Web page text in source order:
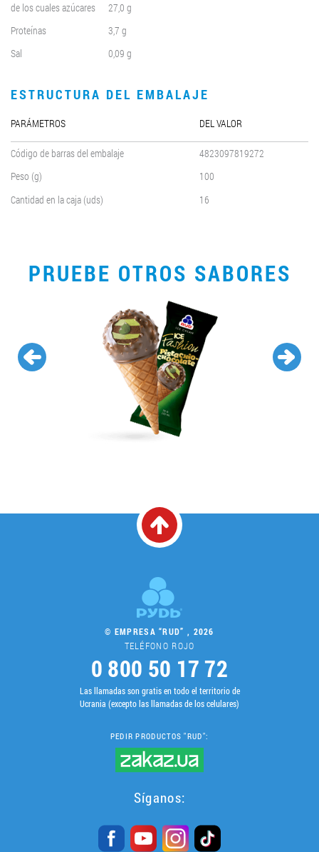
de los cuales azúcares
27,0 g
Proteínas
3,7 g
Sal
0,09 g
ESTRUCTURA DEL EMBALAJE
PARÁMETROS DEL VALOR
Código de barras del embalaje
4823097819272
Peso (g)
100
Cantidad en la caja (uds)
16
PRUEBE OTROS SABORES
© EMPRESA “RUD” , 2026
TELÉFONO ROJO
0 800 50 17 72
Las llamadas son gratis en todo el territorio de
Ucrania (excepto las llamadas de los celulares)
PEDIR PRODUCTOS "RUD":
Síganos: